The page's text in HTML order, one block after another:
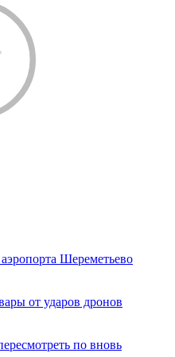
Шереметьево
от ударов дронов
по вновь